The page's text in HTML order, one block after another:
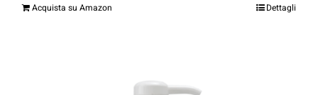
Acquista su Amazon Dettagli